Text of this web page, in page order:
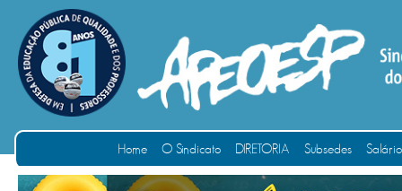
Home O Sindicato DIRETORIA Subsedes